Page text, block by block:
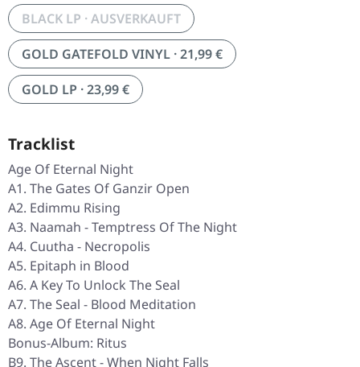
BLACK LP · AUSVERKAUFT
GOLD GATEFOLD VINYL · 21,99 €
GOLD LP · 23,99 €
Tracklist
Age Of Eternal Night
A1. The Gates Of Ganzir Open
A2. Edimmu Rising
A3. Naamah - Temptress Of The Night
A4. Cuutha - Necropolis
A5. Epitaph in Blood
A6. A Key To Unlock The Seal
A7. The Seal - Blood Meditation
A8. Age Of Eternal Night
Bonus-Album: Ritus
B9. The Ascent - When Night Falls